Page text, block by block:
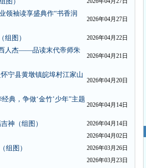
领袖读享盛典作“书香润
2026年04月27日
组图）
2026年04月22日
人杰——品读末代帝师朱
2026年04月21日
宁县黄墩镇皖埠村江家山
2026年04月20日
典，争做‘金竹’少年”主题
2026年04月14日
神（组图）
2026年04月14日
2026年04月02日
组图）
2026年03月26日
2026年03月23日